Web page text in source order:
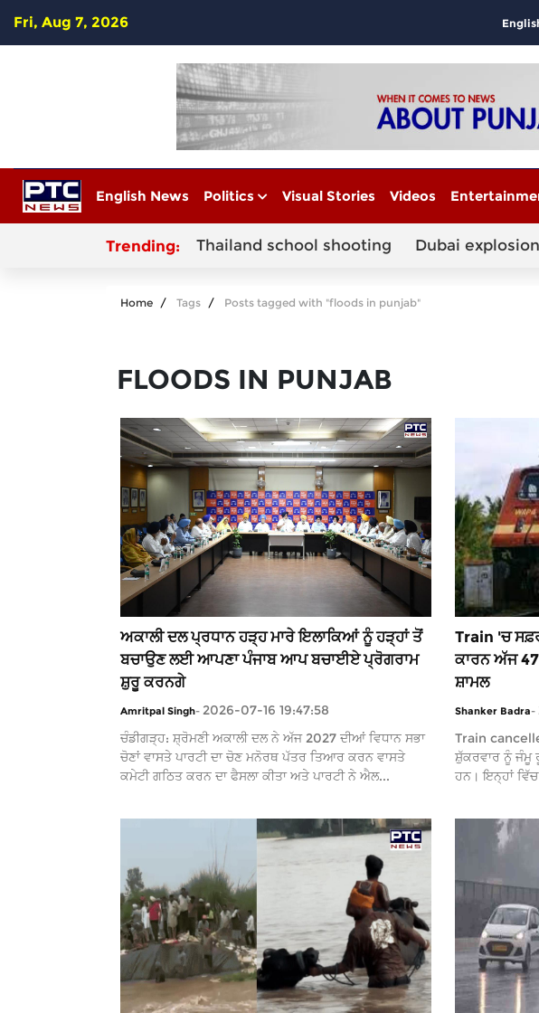
Fri, Aug 7, 2026
English News Politics Visual Stories Videos
Trending: Thailand school shooting Dubai
Home Tags Posts tagged with "floods in punjab"
FLOODS IN PUNJAB
ਅਕਾਲੀ ਦਲ ਪ੍ਰਧਾਨ ਹੜ੍ਹ ਮਾਰੇ ਇਲਾਕਿਆਂ ਨੂੰ ਹੜ੍ਹਾਂ ਤੋਂ
ਬਚਾਉਣ ਲਈ ਆਪਣਾ ਪੰਜਾਬ ਆਪ ਬਚਾਈਏ ਪ੍ਰੋਗਰਾਮ
ਸ਼ੁਰੂ ਕਰਨਗੇ
Amritpal Singh- 2026-07-16 19:47:58
ਚੰਡੀਗੜ੍ਹ: ਸ਼੍ਰੋਮਣੀ ਅਕਾਲੀ ਦਲ ਨੇ ਅੱਜ 2027 ਦੀਆਂ ਵਿਧਾਨ ਸਭਾ
ਚੋਣਾਂ ਵਾਸਤੇ ਪਾਰਟੀ ਦਾ ਚੋਣ ਮਨੋਰਥ ਪੱਤਰ ਤਿਆਰ ਕਰਨ ਵਾਸਤੇ
ਕਮੇਟੀ ਗਠਿਤ ਕਰਨ ਦਾ ਫੈਸਲਾ ਕੀਤਾ ਅਤੇ ਪਾਰਟੀ ਨੇ ਐਲ...
Train 'ਚ
ਕਾਰਨ ਅੱਜ
ਸ਼ਾਮਲ
Shanker Badra-
Train
ਸ਼ੁੱਕਰਵਾਰ ਨੂੰ
ਹਨ। ਇਨ੍ਹਾਂ